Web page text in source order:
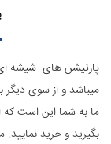
پارتیشن های شیشه ای
میباشد و از سوی
ما به شما این است
بگیرید و خرید